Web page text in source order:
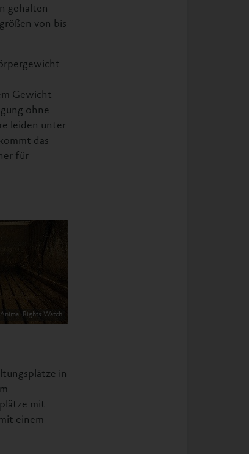
gehalten –
von bis
Gewicht
ohne
leiden unter
das
für
Rights Watch
in
mit
einem